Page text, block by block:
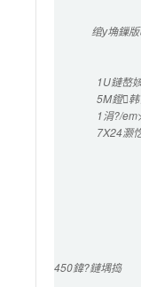
绾у埆鏁
1U鏈嶅
5M鐙
1涓?/
7X24灏
450鍏?鏈堣捣